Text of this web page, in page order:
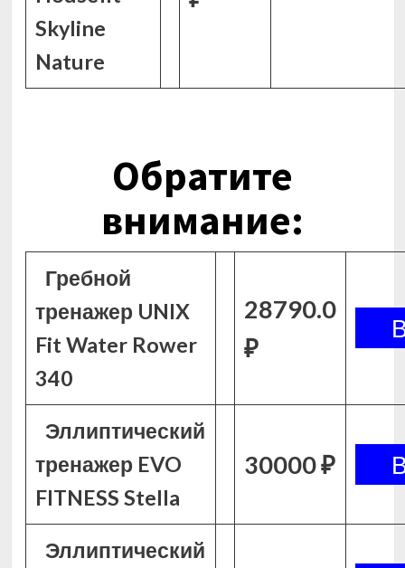
Skyline
Nature
Обратите
внимание:
Гребной
тренажер UNIX
Fit Water Rower
340
28790.0
₽
Эллиптический
тренажер EVO
FITNESS Stella
30000 ₽
Эллиптический